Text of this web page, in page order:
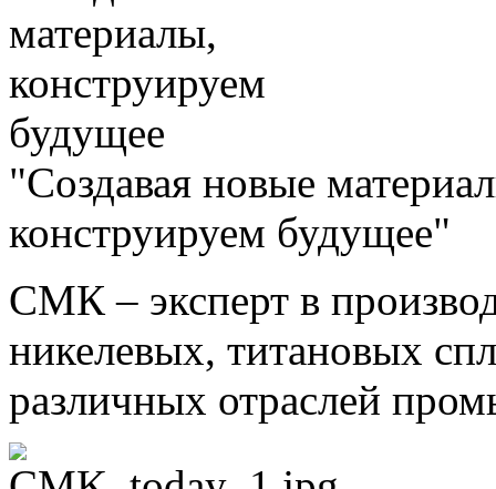
"Создавая новые
конструируем будущее"
СМК – эксперт в
никелевых, титановых
различных отраслей